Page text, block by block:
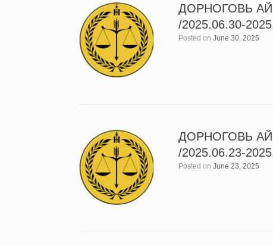
ДОРНОГОВЬ
/2025.06.30-
Posted onJune 30, 2025
ДОРНОГОВЬ
/2025.06.23-
Posted onJune 23, 2025